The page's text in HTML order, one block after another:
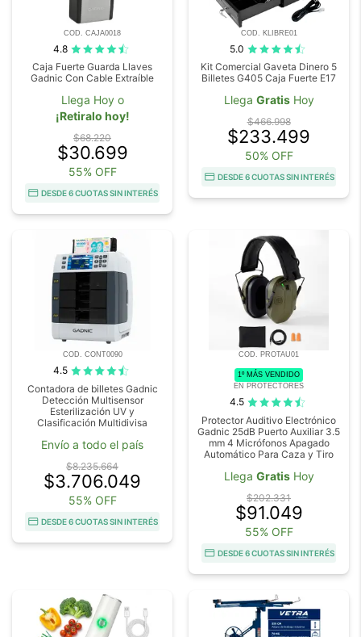
COD. CAJA0018
4.8
Caja Fuerte Guarda Llaves
Gadnic Con Cable Extraíble
Llega Hoy o
¡Retiralo hoy!
$68.220
$30.699
55% OFF
DESDE 6 CUOTAS SIN INTERÉS
COD. KLIBRE01
5.0
Kit Comercial Gaveta Dinero 5
Billetes G405 Caja Fuerte E17
Llega GratisHoy
$466.998
$233.499
50% OFF
DESDE 6 CUOTAS SIN INTERÉS
COD. CONT0090
4.5
Contadora de billetes Gadnic
Detección Multisensor
Esterilización UV y
Clasificación Multidivisa
Envío a todo el país
$8.235.664
$3.706.049
55% OFF
DESDE 6 CUOTAS SIN INTERÉS
COD. PROTAU01
1º MÁS VENDIDO
EN PROTECTORES
4.5
Protector Auditivo Electrónico
Gadnic 25dB Puerto Auxiliar 3.5
mm 4 Micrófonos Apagado
Automático Para Caza y Tiro
Llega GratisHoy
$202.331
$91.049
55% OFF
DESDE 6 CUOTAS SIN INTERÉS